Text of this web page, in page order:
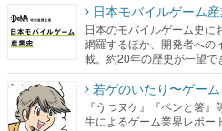
日本モバイルゲーム
日本のモバイルゲーム史に
網羅するほか、開発者への
載。約20年の歴史が一望で
若ゲのいたり〜ゲー
『うつヌケ』『ペンと箸
生によるゲーム業界レポー